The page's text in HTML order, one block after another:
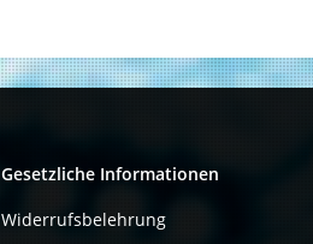
Gesetzliche Informationen
Widerrufsbelehrung